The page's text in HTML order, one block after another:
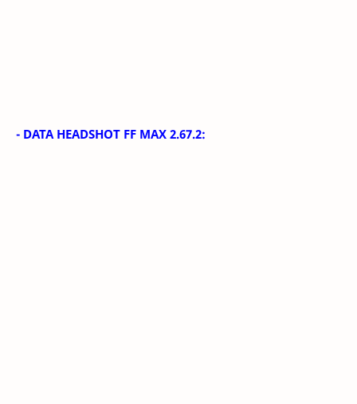
- DATA HEADSHOT FF MAX 2.67.2: